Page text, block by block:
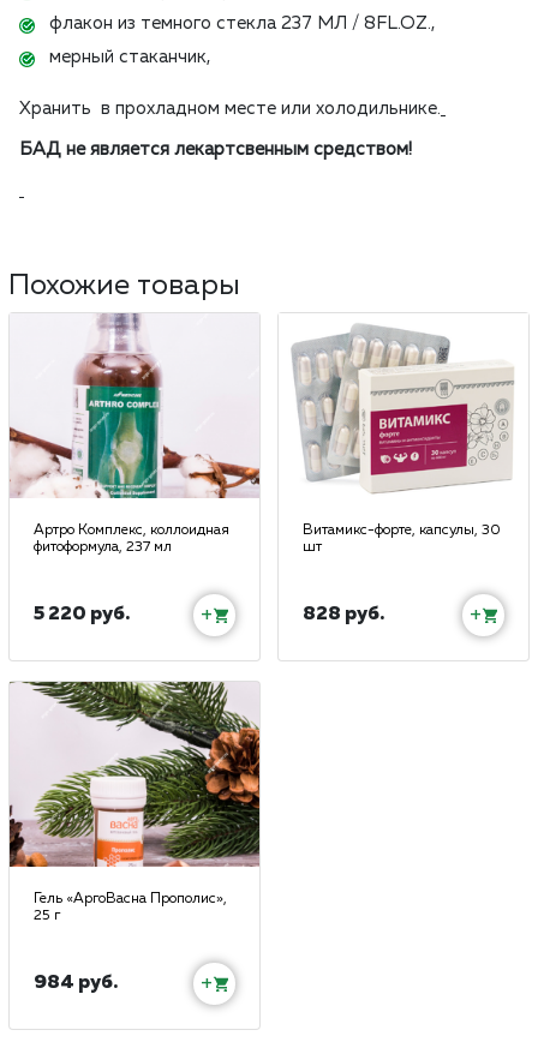
флакон из темного стекла 237 МЛ / 8FL.OZ.,
мерный стаканчик,
Хранить в прохладном месте или холодильнике.
БАД не является лекартсвенным средством!
Похожие товары
Артро Комплекс, коллоидная
фитоформула, 237 мл
5 220 руб. +
Витамикс-форте, капсулы, 30
шт
828 руб. +
Гель «АргоВасна Прополис»,
25 г
984 руб. +